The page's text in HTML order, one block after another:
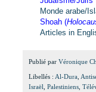
Monde arabe/
Shoah (
Articles in
Publié par Véronique
Libellés : Al-Dura
Israël Palestiniens